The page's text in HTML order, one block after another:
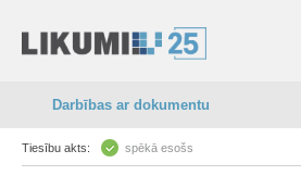
Darbības ar dokumentu
Tiesību akts: spēkā esošs